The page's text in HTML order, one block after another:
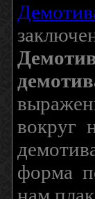
вокруг
форма